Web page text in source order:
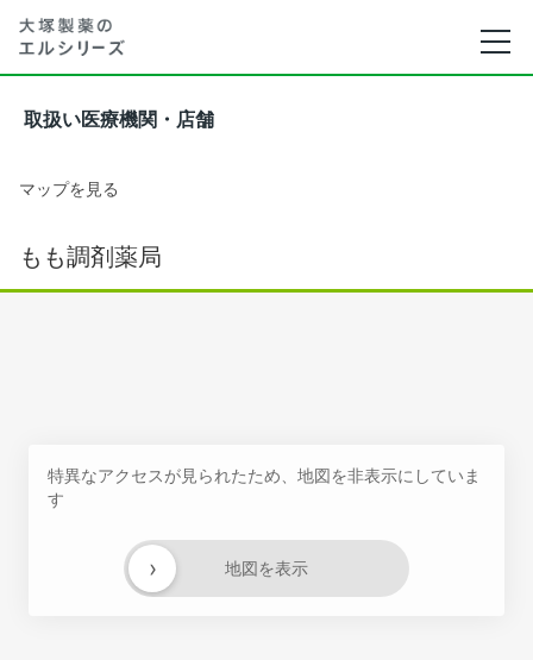
取扱い医療機関・店舗
マップを見る
もも調剤薬局
特異なアクセスが見られたため、地図を非表示にしていま
す
地図を表示
›